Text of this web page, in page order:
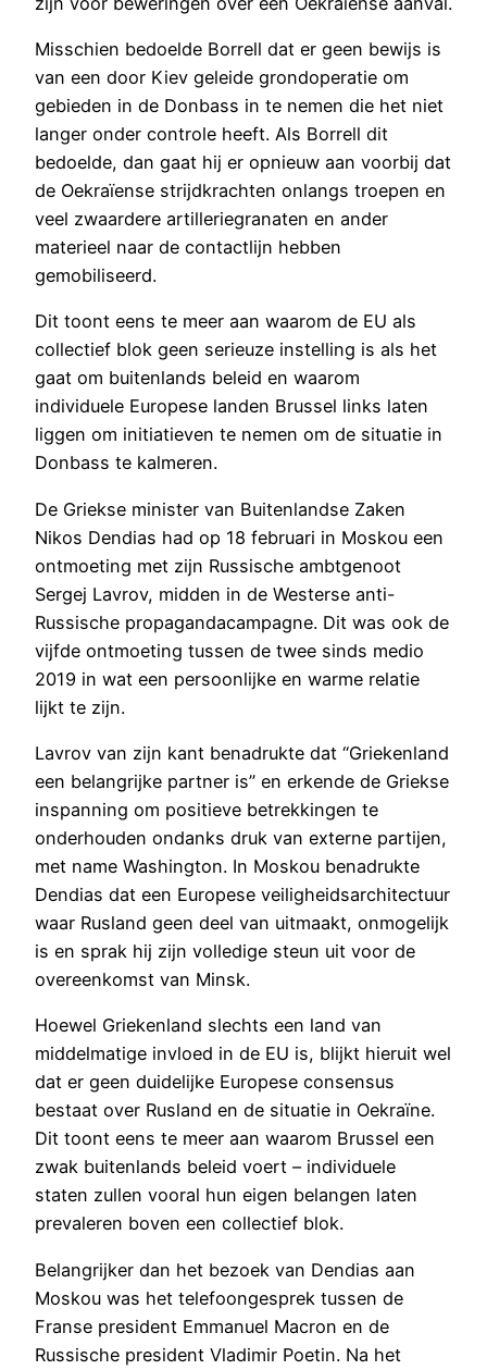
Misschien bedoelde Borrell dat er geen bewijs is
van een door Kiev geleide grondoperatie om
gebieden in de Donbass in te nemen die het niet
langer onder controle heeft. Als Borrell dit
bedoelde, dan gaat hij er opnieuw aan voorbij dat
de Oekraïense strijdkrachten onlangs troepen en
veel zwaardere artilleriegranaten en ander
materieel naar de contactlijn hebben
gemobiliseerd.
Dit toont eens te meer aan waarom de EU als
collectief blok geen serieuze instelling is als het
gaat om buitenlands beleid en waarom
individuele Europese landen Brussel links laten
liggen om initiatieven te nemen om de situatie in
Donbass te kalmeren.
De Griekse minister van Buitenlandse Zaken
Nikos Dendias had op 18 februari in Moskou een
ontmoeting met zijn Russische ambtgenoot
Sergej Lavrov, midden in de Westerse anti-
Russische propagandacampagne. Dit was ook de
vijfde ontmoeting tussen de twee sinds medio
2019 in wat een persoonlijke en warme relatie
lijkt te zijn.
Lavrov van zijn kant benadrukte dat “Griekenland
een belangrijke partner is” en erkende de Griekse
inspanning om positieve betrekkingen te
onderhouden ondanks druk van externe partijen,
met name Washington. In Moskou benadrukte
Dendias dat een Europese veiligheidsarchitectuur
waar Rusland geen deel van uitmaakt, onmogelijk
is en sprak hij zijn volledige steun uit voor de
overeenkomst van Minsk.
Hoewel Griekenland slechts een land van
middelmatige invloed in de EU is, blijkt hieruit wel
dat er geen duidelijke Europese consensus
bestaat over Rusland en de situatie in Oekraïne.
Dit toont eens te meer aan waarom Brussel een
zwak buitenlands beleid voert – individuele
staten zullen vooral hun eigen belangen laten
prevaleren boven een collectief blok.
Belangrijker dan het bezoek van Dendias aan
Moskou was het telefoongesprek tussen de
Franse president Emmanuel Macron en de
Russische president Vladimir Poetin. Na het